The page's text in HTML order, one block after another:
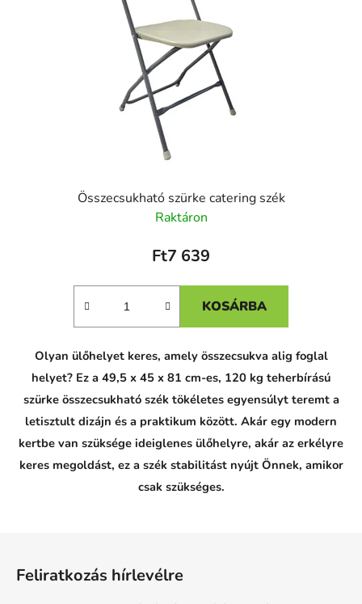
Összecsukható szürke catering szék
Raktáron
Ft7 639
KOSÁRBA
Olyan ülőhelyet keres, amely összecsukva alig foglal
helyet? Ez a 49,5 x 45 x 81 cm-es, 120 kg teherbírású
szürke összecsukható szék tökéletes egyensúlyt teremt a
letisztult dizájn és a praktikum között. Akár egy modern
kertbe van szüksége ideiglenes ülőhelyre, akár az erkélyre
keres megoldást, ez a szék stabilitást nyújt Önnek, amikor
csak szükséges.
Feliratkozás hírlevélre